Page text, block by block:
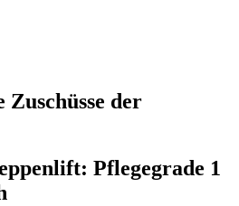
Zuschüsse der
Pflegegrade 1